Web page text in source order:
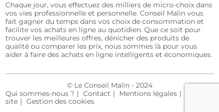
Chaque jour, vous effectuez des milliers de micro-choix dans
vos vies professionnelle et personnelle. Conseil Malin vous
fait gagner du temps dans vos choix de consommation et
facilite vos achats en ligne au quotidien. Que ce soit pour
trouver les meilleures offres, dénicher des produits de
qualité ou comparer les prix, nous sommes là pour vous
aider à faire des achats en ligne intelligents et économiques.
© Le Conseil Malin - 2024
Qui sommes-nous ?
Contact Mentions légales
site
Gestion des cookies